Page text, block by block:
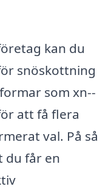
kan du
snöskottning
som xn--
att få flera
val. På så
du får en